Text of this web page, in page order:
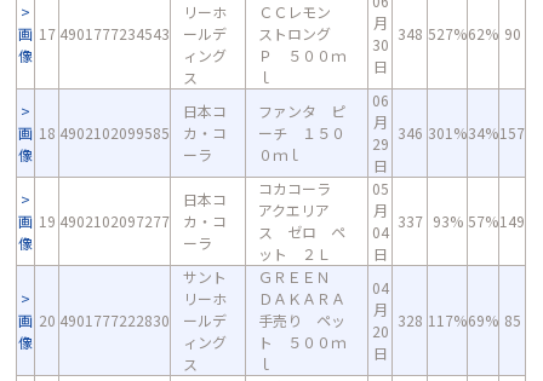
画
像
17 4901777234543
リーホ
ールデ
ィング
ス
ＣＣレモン
ストロング
Ｐ ５００ｍ
ｌ
月
30
日
348 527%62% 90
画
像
18 4902102099585
日本コ
カ・コ
ーラ
ファンタ ピ
ーチ １５０
０ｍｌ
06
月
29
日
346 301%34%157
画
像
19 4902102097277
日本コ
カ・コ
ーラ
コカコーラ
アクエリア
ス ゼロ ペ
ット ２Ｌ
05
月
04
日
337 93% 57%149
画
像
20 4901777222830
サント
リーホ
ールデ
ィング
ス
ＧＲＥＥＮ
ＤＡＫＡＲＡ
手売り ペッ
ト ５００ｍ
ｌ
04
月
20
日
328 117%69% 85